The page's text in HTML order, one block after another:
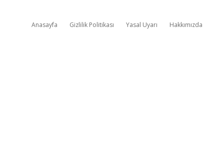
Anasayfa Gizlilik Politikası Yasal Uyarı Hakkımızda